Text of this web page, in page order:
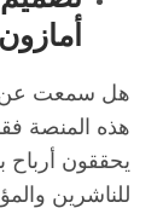
أمازون KDP.
هذه المنصة
يحققون أرباح
للناشرين